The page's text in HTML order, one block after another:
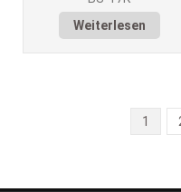
Weiterlesen
1